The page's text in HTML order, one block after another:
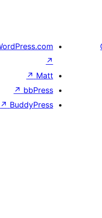
↗
Matt
↗
bbPress
↗
BuddyPress
↗